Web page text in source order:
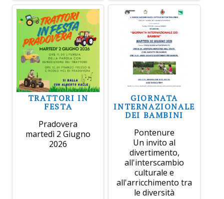
TRATTORI IN
FESTA
Pradovera
martedì 2 Giugno
2026
GIORNATA
INTERNAZIONALE
DEI BAMBINI
Pontenure
Un invito al
divertimento,
all'interscambio
culturale e
all'arricchimento tra
le diversità